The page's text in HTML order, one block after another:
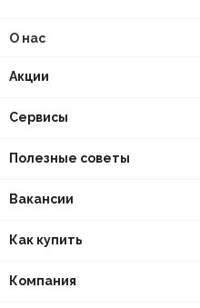
О нас
Акции
Сервисы
Полезные советы
Вакансии
Как купить
Компания